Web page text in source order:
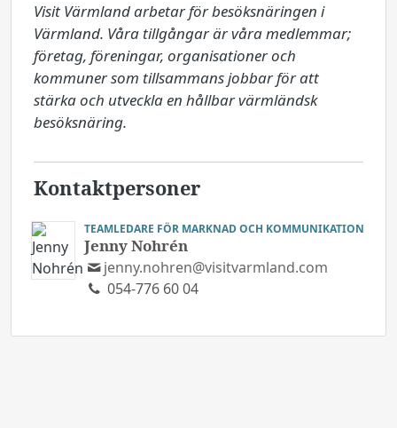
Visit Värmland arbetar för besöksnäringen i
Värmland. Våra tillgångar är våra medlemmar;
företag, föreningar, organisationer och
kommuner som tillsammans jobbar för att
stärka och utveckla en hållbar värmländsk
besöksnäring.
Kontaktpersoner
TEAMLEDARE FÖR MARKNAD OCH KOMMUNIKATION
Jenny Nohrén
jenny.nohren@visitvarmland.com
054-776 60 04